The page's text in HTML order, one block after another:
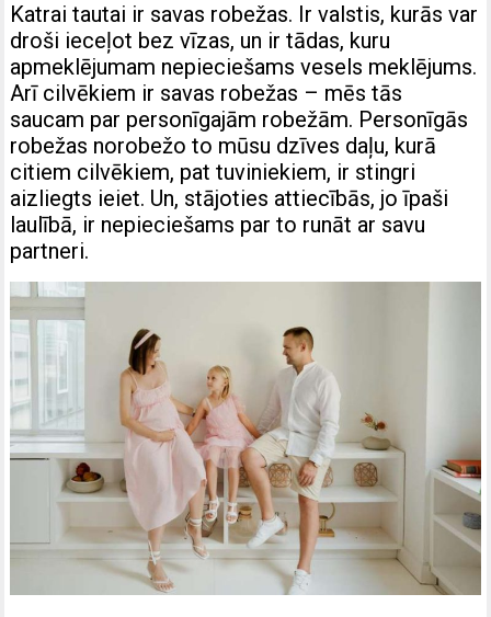
Katrai tautai ir savas robežas. Ir valstis, kurās var
droši ieceļot bez vīzas, un ir tādas, kuru
apmeklējumam nepieciešams vesels meklējums.
Arī cilvēkiem ir savas robežas – mēs tās
saucam par personīgajām robežām. Personīgās
robežas norobežo to mūsu dzīves daļu, kurā
citiem cilvēkiem, pat tuviniekiem, ir stingri
aizliegts ieiet. Un, stājoties attiecībās, jo īpaši
laulībā, ir nepieciešams par to runāt ar savu
partneri.